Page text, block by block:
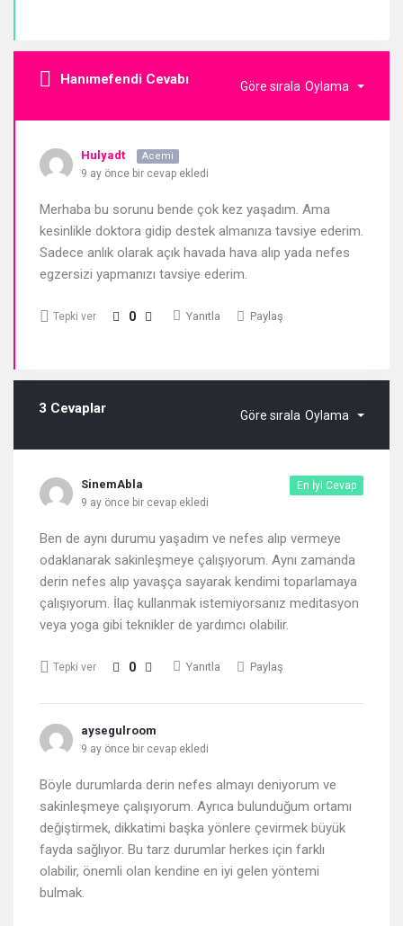
Hanımefendi Cevabı Göre sırala Oylama
Hulyadt Acemi
9 ay önce bir cevap ekledi
Merhaba bu sorunu bende çok kez yaşadım. Ama
kesinlikle doktora gidip destek almanıza tavsiye ederim.
Sadece anlık olarak açık havada hava alıp yada nefes
egzersizi yapmanızı tavsiye ederim.
Tepki ver 0 Yanıtla Paylaş
3 Cevaplar Göre sırala Oylama
En İyi Cevap
SinemAbla
9 ay önce bir cevap ekledi
Ben de aynı durumu yaşadım ve nefes alıp vermeye
odaklanarak sakinleşmeye çalışıyorum. Aynı zamanda
derin nefes alıp yavaşça sayarak kendimi toparlamaya
çalışıyorum. İlaç kullanmak istemiyorsanız meditasyon
veya yoga gibi teknikler de yardımcı olabilir.
Tepki ver 0 Yanıtla Paylaş
aysegulroom
9 ay önce bir cevap ekledi
Böyle durumlarda derin nefes almayı deniyorum ve
sakinleşmeye çalışıyorum. Ayrıca bulunduğum ortamı
değiştirmek, dikkatimi başka yönlere çevirmek büyük
fayda sağlıyor. Bu tarz durumlar herkes için farklı
olabilir, önemli olan kendine en iyi gelen yöntemi
bulmak.